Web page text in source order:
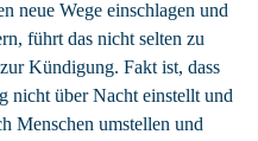
neue Wege einschlagen und
führt das nicht selten zu
Kündigung. Fakt ist, dass
nicht über Nacht einstellt und
Menschen umstellen und